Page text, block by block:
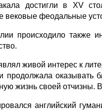
достигли в XV
вековые феодальные
происходило также
живой интерес к
продолжала оказывать
жизнь своей отчизны.
английский